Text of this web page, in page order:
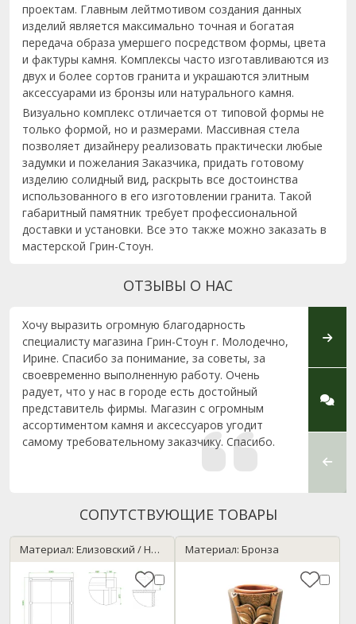
проектам. Главным лейтмотивом создания данных
изделий является максимально точная и богатая
передача образа умершего посредством формы, цвета
и фактуры камня. Комплексы часто изготавливаются из
двух и более сортов гранита и украшаются элитным
аксессуарами из бронзы или натурального камня.
Визуально комплекс отличается от типовой формы не
только формой, но и размерами. Массивная стела
позволяет дизайнеру реализовать практически любые
задумки и пожелания Заказчика, придать готовому
изделию солидный вид, раскрыть все достоинства
использованного в его изготовлении гранита. Такой
габаритный памятник требует профессиональной
доставки и установки. Все это также можно заказать в
мастерской Грин-Стоун.
ОТЗЫВЫ О НАС
Хочу выразить огромную благодарность
специалисту магазина Грин-Стоун г. Молодечно,
Ирине. Спасибо за понимание, за советы, за
своевременно выполненную работу. Очень
радует, что у нас в городе есть достойный
представитель фирмы. Магазин с огромным
ассортиментом камня и аксессуаров угодит
самому требовательному заказчику. Спасибо.
и
что
СОПУТСТВУЮЩИЕ ТОВАРЫ
Материал: Елизовский / Нержавейка Материал: Бронза